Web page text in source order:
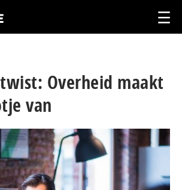
Overheid maakt
van